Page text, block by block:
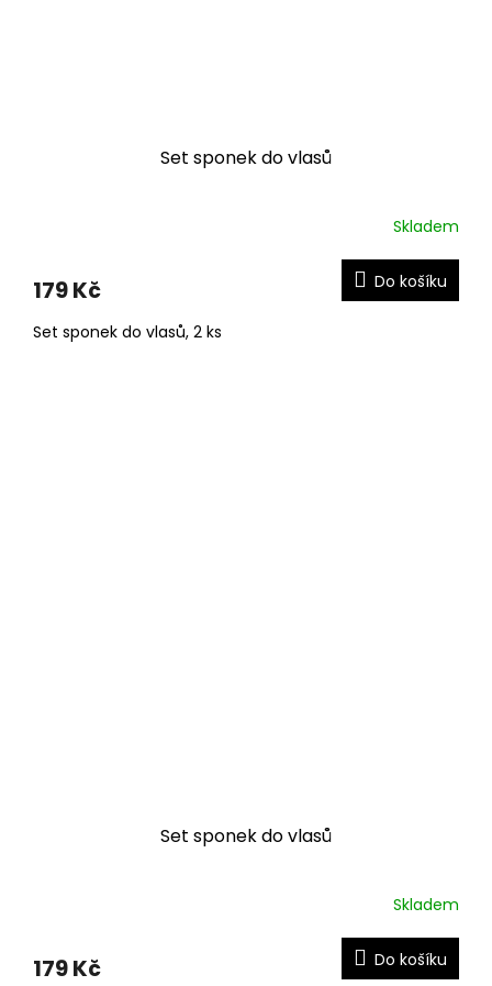
Set sponek do vlasů
Skladem
179 Kč Do košíku
Set sponek do vlasů, 2 ks
Set sponek do vlasů
Skladem
179 Kč Do košíku